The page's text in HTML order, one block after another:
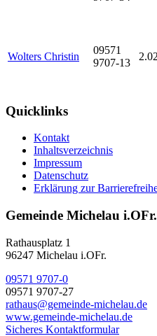
Wolters Christin
09571
9707-13
2.02
Quicklinks
Kontakt
Inhaltsverzeichnis
Impressum
Datenschutz
Erklärung zur
Gemeinde Michelau i.OFr.
Rathausplatz 1
96247 Michelau i.OFr.
09571 9707-0
09571 9707-27
rathaus@gemeinde-michelau.de
www.gemeinde-michelau.de
Sicheres Kontaktformular